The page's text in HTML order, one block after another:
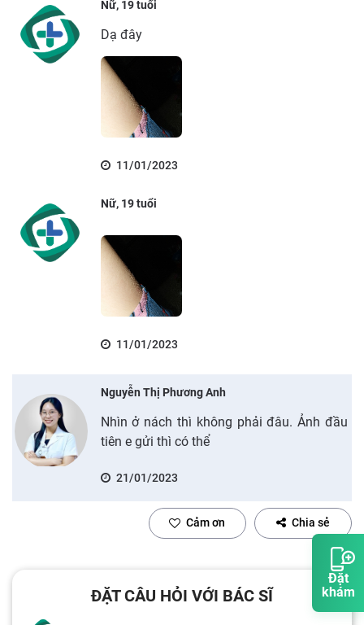
Đặt
khám
Nữ, 19 tuổi
Dạ đây
11/01/2023
Nữ, 19 tuổi
11/01/2023
Nguyễn Thị Phương Anh
Nhìn ở nách thì không phải đâu. Ảnh đầu
tiên e gửi thì có thể
21/01/2023
Cảm ơn Chia sẻ
ĐẶT CÂU HỎI VỚI BÁC SĨ